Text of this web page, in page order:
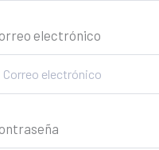
electrónico